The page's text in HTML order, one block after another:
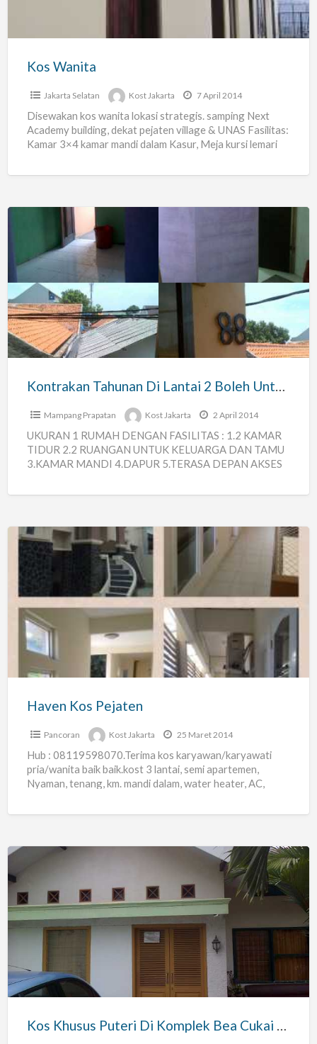
Kos Wanita
Jakarta Selatan Kost Jakarta 7 April 2014
Disewakan kos wanita lokasi strategis. samping Next
Academy building, dekat pejaten village & UNAS Fasilitas:
Kamar 3×4 kamar mandi dalam Kasur, Meja kursi lemari
Kontrakan
Tahunan
Di
Lantai
2
Boleh
Untuk
Kontrakan Tahunan Di Lantai 2 Boleh Untuk Mes
Mampang Prapatan Kost Jakarta 2 April 2014
UKURAN 1 RUMAH DENGAN FASILITAS : 1.2 KAMAR
TIDUR 2.2 RUANGAN UNTUK KELUARGA DAN TAMU
3.KAMAR MANDI 4.DAPUR 5.TERASA DEPAN AKSES
Haven
Kos
Pejaten
Haven Kos Pejaten
Pancoran Kost Jakarta 25 Maret 2014
Hub : 08119598070.Terima kos karyawan/karyawati
pria/wanita baik baik.kost 3 lantai, semi apartemen,
Nyaman, tenang, km. mandi dalam, water heater, AC,
Kos
Khusus
Puteri
Di
Bea
Cukai
Minggu
Kos Khusus Puteri Di Komplek Bea Cukai Pasar Minggu